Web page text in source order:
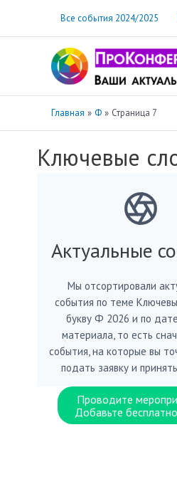
содержимому
Все события 2024/2025
Главная Ф Страница 7
Ключевые
Актуальные
Мы отсортировали
события по теме
букву Ф 2026 и по
материала, то есть
события, на которые вы
подать заявку и
Проводите
Добавьте